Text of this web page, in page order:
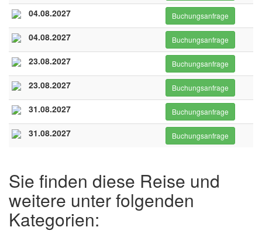
04.08.2027 Buchungsanfrage
04.08.2027 Buchungsanfrage
23.08.2027 Buchungsanfrage
23.08.2027 Buchungsanfrage
31.08.2027 Buchungsanfrage
31.08.2027 Buchungsanfrage
Sie finden diese Reise und
weitere unter folgenden
Kategorien: